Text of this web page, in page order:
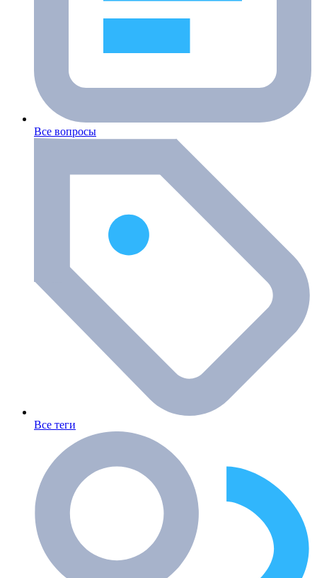
Все вопросы
Все теги